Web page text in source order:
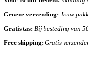
Groene verzending: Jouw
Gratis tas: Bij besteding van
Free shipping: Gratis